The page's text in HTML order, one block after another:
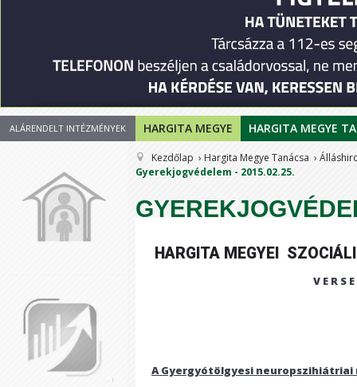
12
ALÁRENDELT INTÉZMÉNYEK HARGITA MEGYE HARGITA MEGYE
Kezdőlap Hargita Megye Tanácsa
Gyerekjogvédelem - 2015.02.25.
HARGITA MEGYEI
V E R S
A Gyergyótölgyesi